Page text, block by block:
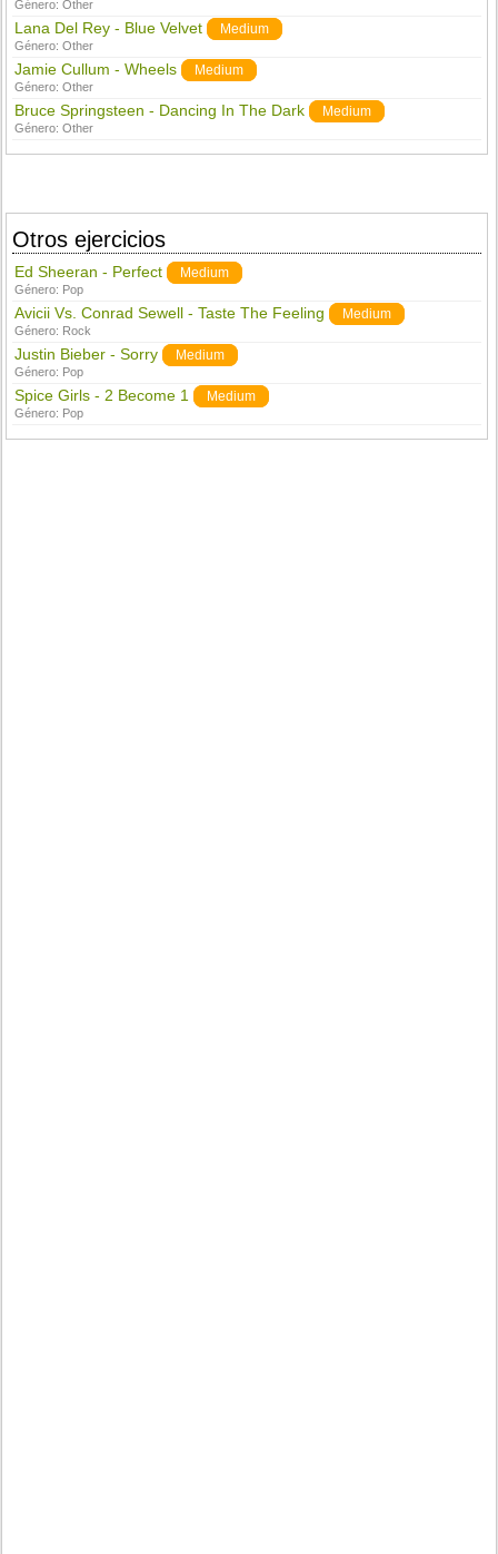
Género:Other
Lana Del Rey - Blue Velvet Medium
Género:Other
Jamie Cullum - Wheels Medium
Género:Other
Bruce Springsteen - Dancing In The Dark Medium
Género:Other
Otros ejercicios
Ed Sheeran - Perfect Medium
Género: Pop
Avicii Vs. Conrad Sewell - Taste The Feeling Medium
Género: Rock
Justin Bieber - Sorry Medium
Género: Pop
Spice Girls - 2 Become 1 Medium
Género: Pop